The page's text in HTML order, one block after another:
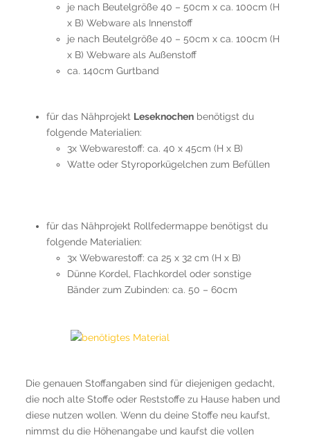
je nach Beutelgröße 40 – 50cm x ca. 100cm (H
x B) Webware als Innenstoff
je nach Beutelgröße 40 – 50cm x ca. 100cm (H
x B) Webware als Außenstoff
ca. 140cm Gurtband
für das Nähprojekt Leseknochenbenötigst du
folgende Materialien:
3x Webwarestoff: ca. 40 x 45cm (H x B)
Watte oder Styroporkügelchen zum Befüllen
für das Nähprojekt Rollfedermappe benötigst du
folgende Materialien:
3x Webwarestoff: ca 25 x 32 cm (H x B)
Dünne Kordel, Flachkordel oder sonstige
Bänder zum Zubinden: ca. 50 – 60cm
Die genauen Stoffangaben sind für diejenigen gedacht,
die noch alte Stoffe oder Reststoffe zu Hause haben und
diese nutzen wollen. Wenn du deine Stoffe neu kaufst,
nimmst du die Höhenangabe und kaufst die vollen